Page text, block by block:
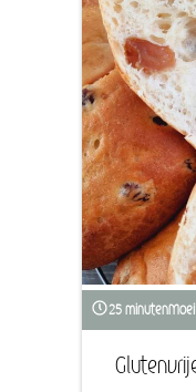
25 minuten